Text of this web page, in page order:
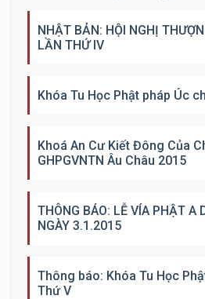
NHẬT BẢN: HỘI NGHỊ
LẦN THỨ IV
Khóa Tu Học Phật pháp Úc
Khoá An Cư Kiết Đông Của
GHPGVNTN Âu Châu 2015
THÔNG BÁO: LỄ VÍA PHẬT A
NGÀY 3.1.2015
Thông báo: Khóa Tu Học
Thứ V